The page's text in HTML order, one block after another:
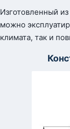
Изготовленный
можно
климата, так и